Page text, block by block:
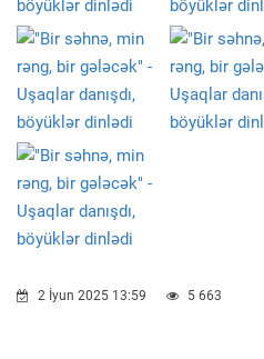
2 İyun 2025 13:59 5 663